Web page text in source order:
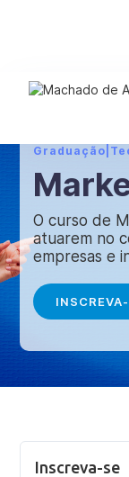
Graduação
O curso de
atuarem no
empresas e
Inscreva-se